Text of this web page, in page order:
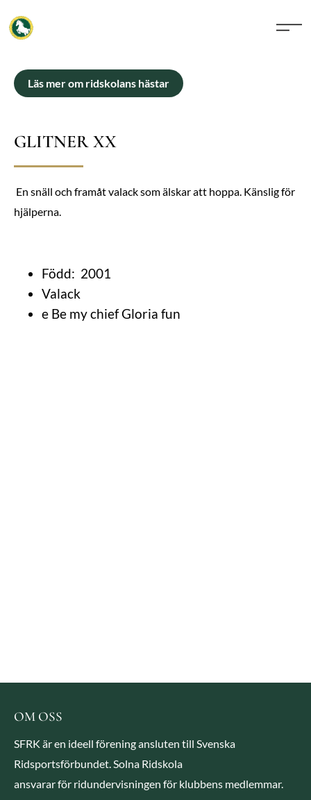
Läs mer om ridskolans hästar
GLITNER XX
En snäll och framåt valack som älskar att hoppa. Känslig för
hjälperna.
Född: 2001
Valack
e Be my chief Gloria fun
OM OSS
SFRK är en ideell förening ansluten till Svenska
Ridsportsförbundet. Solna Ridskola
ansvarar för ridundervisningen för klubbens medlemmar.